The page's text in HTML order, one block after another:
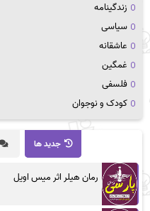
زندگینامه
سیاسی
عاشقانه
غمگین
فلسفی
کودک و نوجوان
جدید ها
رمان هیلر اثر میس اویل